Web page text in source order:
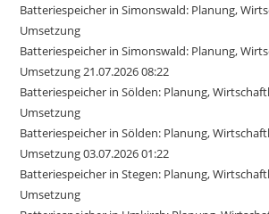
Batteriespeicher in Simonswald: Planung,
Umsetzung
Batteriespeicher in Simonswald: Planung,
Umsetzung 21.07.2026 08:22
Batteriespeicher in Sölden: Planung,
Umsetzung
Batteriespeicher in Sölden: Planung,
Umsetzung 03.07.2026 01:22
Batteriespeicher in Stegen: Planung,
Umsetzung